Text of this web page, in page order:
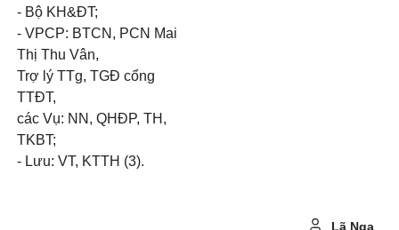
- Bộ KH&ĐT;
- VPCP: BTCN, PCN Mai
Thị Thu Vân,
Trợ lý TTg, TGĐ cổng
TTĐT,
các Vụ: NN, QHĐP, TH,
TKBT;
- Lưu: VT, KTTH (3).
Lã Nga